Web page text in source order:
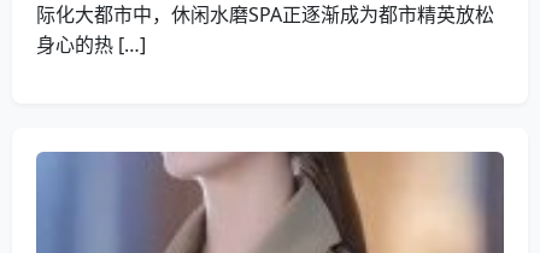
际化大都市中，休闲水磨SPA正逐渐成为都市精英放松
身心的热 […]